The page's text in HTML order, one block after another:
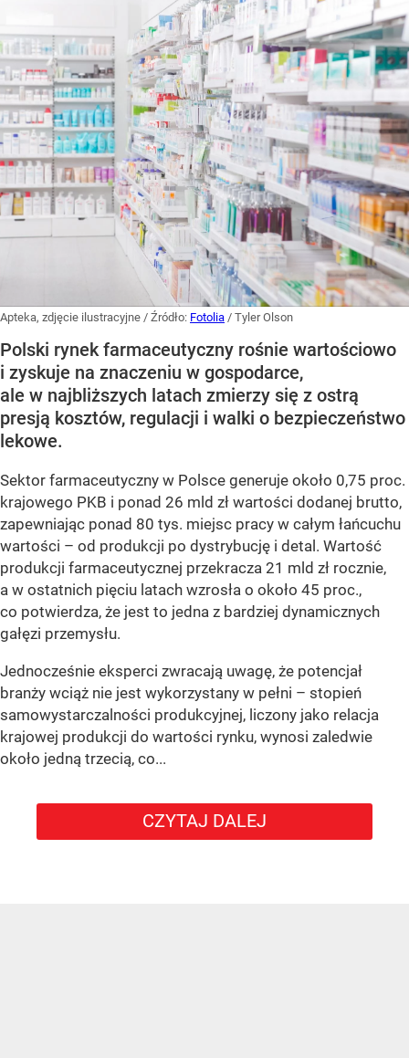
Apteka, zdjęcie ilustracyjne / Źródło: Fotolia / Tyler Olson
Polski rynek farmaceutyczny rośnie wartościowo
i zyskuje na znaczeniu w gospodarce,
ale w najbliższych latach zmierzy się z ostrą
presją kosztów, regulacji i walki o bezpieczeństwo
lekowe.
Sektor farmaceutyczny w Polsce generuje około 0,75 proc.
krajowego PKB i ponad 26 mld zł wartości dodanej brutto,
zapewniając ponad 80 tys. miejsc pracy w całym łańcuchu
wartości – od produkcji po dystrybucję i detal. Wartość
produkcji farmaceutycznej przekracza 21 mld zł rocznie,
a w ostatnich pięciu latach wzrosła o około 45 proc.,
co potwierdza, że jest to jedna z bardziej dynamicznych
gałęzi przemysłu.
Jednocześnie eksperci zwracają uwagę, że potencjał
branży wciąż nie jest wykorzystany w pełni – stopień
samowystarczalności produkcyjnej, liczony jako relacja
krajowej produkcji do wartości rynku, wynosi zaledwie
około jedną trzecią, co...
CZYTAJ DALEJ